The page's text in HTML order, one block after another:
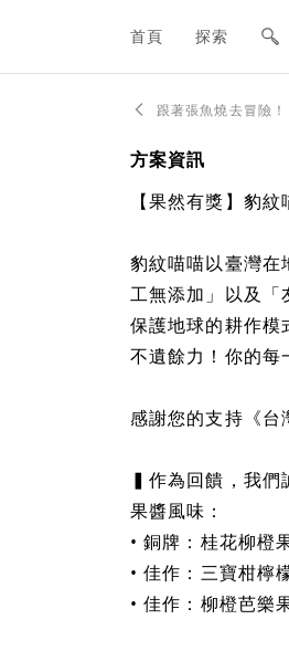
網站主要導航欄
首頁 探索
跟著張魚燒去冒險
方案資訊
【果然有獎】豹
豹紋喵喵以臺灣
工無添加」以及「
保護地球的耕作模
不遺餘力！你的每
感謝您的支持《台
▍作為回饋，我們
果醬風味：
• 銅牌：桂花柳橙
• 佳作：三寶柑檸
• 佳作：柳橙芭樂